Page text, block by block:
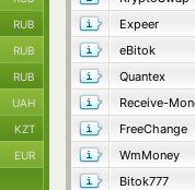
Expeer
eBitok
Quantex
Receive-
FreeChange
WmMoney
Bitok777
RUB
RUB
RUB
UAH
KZT
EUR